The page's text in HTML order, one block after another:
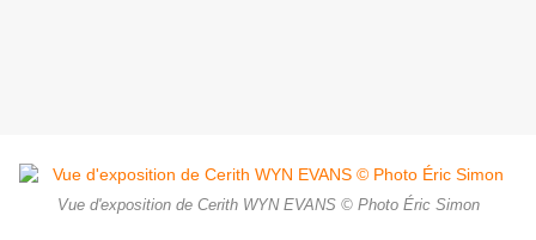
Vue d'exposition de Cerith WYN EVANS © Photo Éric Simon